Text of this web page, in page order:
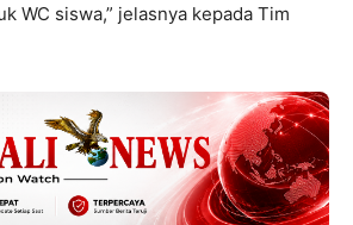
WC siswa,” jelasnya kepada Tim